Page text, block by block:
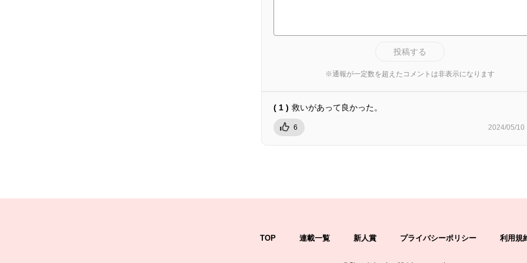
投稿する
※通報が一定数を超えたコメントは非表示になります
( 1 ) 救いがあって良かった。
6 2024/05/10
TOP 連載一覧 新人賞 プライバシーポリシー 利用規